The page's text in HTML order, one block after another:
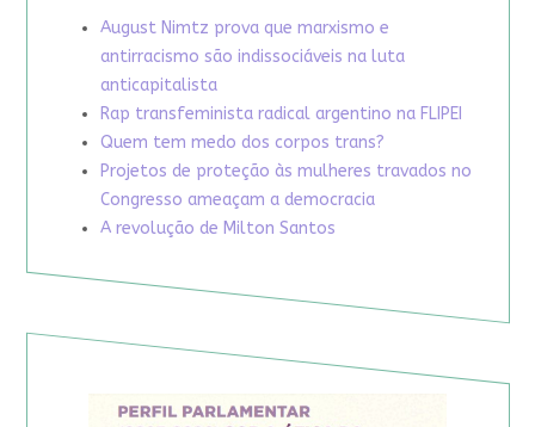
August Nimtz prova que marxismo e
antirracismo são indissociáveis na luta
anticapitalista
Rap transfeminista radical argentino na FLIPEI
Quem tem medo dos corpos trans?
Projetos de proteção às mulheres travados no
Congresso ameaçam a democracia
A revolução de Milton Santos